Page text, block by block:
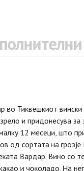
во Тиквешкиот
и придонесува
12 месеци, што
од сортата на
Вардар. Вино со
и чоколадо. На